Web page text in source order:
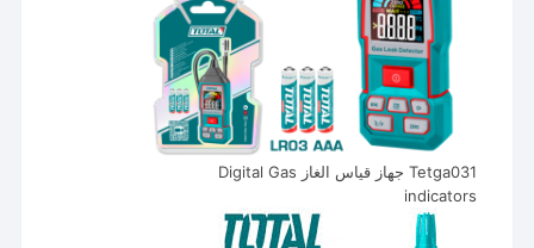
Tetga031 جهاز قياس الغاز Digital Gas
indicators